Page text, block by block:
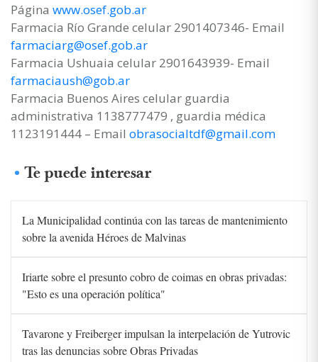
Página www.osef.gob.ar
Farmacia Río Grande celular 2901407346- Email
farmaciarg@osef.gob.ar
Farmacia Ushuaia celular 2901643939- Email
farmaciaush@gob.ar
Farmacia Buenos Aires celular guardia
administrativa 1138777479 , guardia médica
1123191444 – Email obrasocialtdf@gmail.com
Te puede interesar
La Municipalidad continúa con las tareas de mantenimiento
sobre la avenida Héroes de Malvinas
Iriarte sobre el presunto cobro de coimas en obras privadas:
"Esto es una operación política"
Tavarone y Freiberger impulsan la interpelación de Yutrovic
tras las denuncias sobre Obras Privadas